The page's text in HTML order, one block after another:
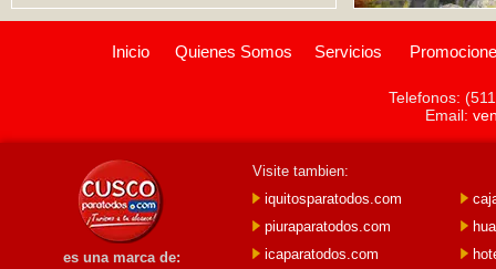
Inicio Quienes Somos Servicios
Telefonos:
Email:
es una marca de:
Visite tambien:
iquitosparatodos.com
piuraparatodos.com
icaparatodos.com